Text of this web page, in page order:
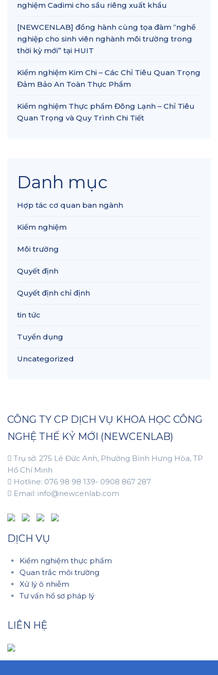
nghiệm Cadimi cho sầu riêng xuất khẩu
[NEWCENLAB] đồng hành cùng tọa đàm “nghề
nghiệp cho sinh viên nghành môi trường trong
thời kỳ mới” tại HUIT
Kiểm nghiệm Kim Chi – Các Chỉ Tiêu Quan Trọng
Đảm Bảo An Toàn Thực Phẩm
Kiểm nghiệm Thực phẩm Đông Lạnh – Chỉ Tiêu
Quan Trọng và Quy Trình Chi Tiết
Danh mục
Hợp tác cơ quan ban ngành
Kiểm nghiệm
Môi trường
Quyết định
Quyết định chỉ định
tin tức
Tuyển dụng
Uncategorized
CÔNG TY CP DỊCH VỤ KHOA HỌC CÔNG
NGHỆ THẾ KỶ MỚI (NEWCENLAB)
Trụ sở: 275 Lê Đức Anh, Phường Bình Hưng Hòa, TP
Hồ Chí Minh
Hotline: 076 98 98 139- 0908 867 287
Email: info@newcenlab.com
DỊCH VỤ
Kiểm nghiệm thực phẩm
Quan trắc môi trường
Xử lý ô nhiễm
Tư vấn hồ sơ pháp lý
LIÊN HỆ